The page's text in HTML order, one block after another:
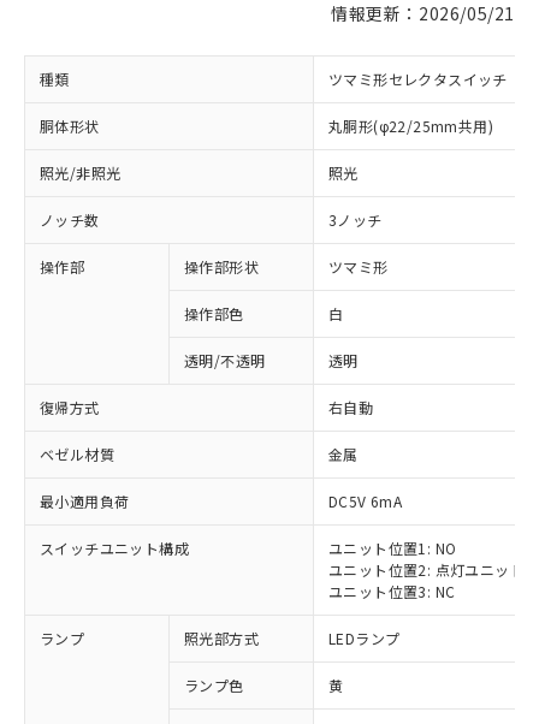
情報更新：2026/05/21
種類 ツマミ形セレクタスイッチ
胴体形状 丸胴形(φ22/25mm共用)
照光/非照光 照光
ノッチ数 3ノッチ
操作部 操作部形状 ツマミ形
操作部色 白
透明/不透明 透明
復帰方式 右自動
ベゼル材質 金属
最小適用負荷 DC5V 6mA
スイッチユニット構成
ユニット位置1: NO
ユニット位置2: 点灯ユニット
ユニット位置3: NC
ランプ 照光部方式 LEDランプ
ランプ色 黄